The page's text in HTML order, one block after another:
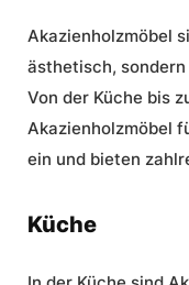
Akazienholzmöbel
ästhetisch,
Von der Küche bis
Akazienholzmöbel
ein und bieten
Küche